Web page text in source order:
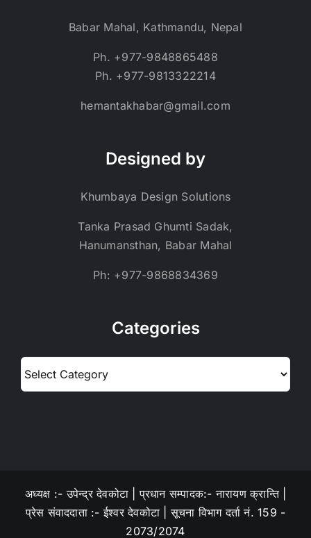
Babar Mahal, Kathmandu, Nepal
Ph. +977-9848865488
Ph. +977-9813322214
hemantakhabar@gmail.com
Designed by
Khumbaya Design Solutions
Tanka Prasad Ghumti Sadak,
Hanumansthan, Babar Mahal
Ph: +977-9868834369
Categories
Categories
अध्यक्ष :- उपेन्द्र देवकोटा | प्रधान सम्पादक:- नारायण क्रान्ति |
प्रेस संवाददाता :- ईश्वर देवकोटा | सूचना विभाग दर्ता नं. 159 -
2073/2074